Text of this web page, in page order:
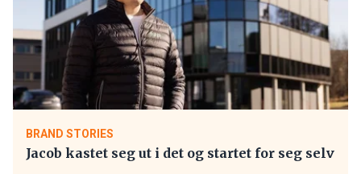
BRAND STORIES
Jacob kastet seg ut i det og startet for seg selv